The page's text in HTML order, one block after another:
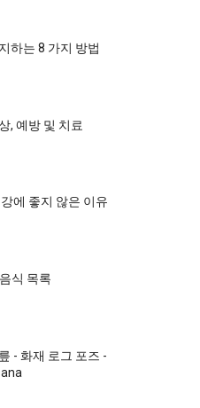
하는 8 가지 방법
, 예방 및 치료
에 좋지 않은 이유
식 목록
- 화재 로그 포즈 -